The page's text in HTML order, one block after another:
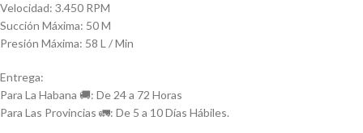
Velocidad: 3.450 RPM
Succión Máxima: 50 M
Presión Máxima: 58 L / Min
Entrega:
Para La Habana 🚚: De 24 a 72 Horas
Para Las Provincias 🚛: De 5 a 10 Días Hábiles.